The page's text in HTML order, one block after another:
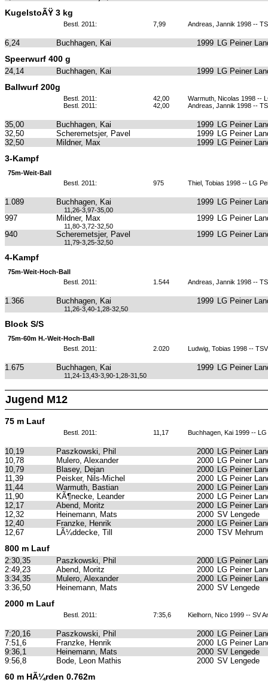
KugelstoÃŸ 3 kg
Bestl. 2011: 7,99 Andreas, Jannik 1998 --
6,24 Buchhagen, Kai 1999 LG Peiner
Speerwurf 400 g
24,14 Buchhagen, Kai 1999 LG Peiner
Ballwurf 200g
Bestl. 2011: 42,00
Warmuth, Nicolas 1998 --
Bestl. 2011:
42,00 Andreas, Jannik 1998 --
35,00 Buchhagen, Kai 1999 LG Peiner
32,50
Scheremetsjer, Pavel 1999 LG Peiner
32,50
Mildner, Max 1999 LG Peiner
3-Kampf
75m-Weit-Ball
Bestl. 2011:
975 Thiel, Tobias 1998 -- LG
1.089 Buchhagen, Kai 1999 LG Peiner
11,26-3,97-35,00
997 Mildner, Max 1999 LG Peiner
11,80-3,72-32,50
940 Scheremetsjer, Pavel 1999 LG Peiner
11,79-3,25-32,50
4-Kampf
75m-Weit-Hoch-Ball
Bestl. 2011:
1.544 Andreas, Jannik 1998 --
1.366 Buchhagen, Kai 1999 LG Peiner
11,26-3,40-1,28-32,50
Block S/S
75m-60m H.-Weit-Hoch-Ball
Bestl. 2011:
2.020 Ludwig, Tobias 1998 --
1.675 Buchhagen, Kai 1999 LG Peiner
11,24-13,43-3,90-1,28-31,50
Jugend M12
75 m Lauf
Bestl. 2011: 11,17 Buchhagen, Kai 1999 --
10,19 Paszkowski, Phil 2000 LG Peiner
10,78
Mulero, Alexander 2000 LG Peiner
10,79
Blasey, Dejan 2000 LG Peiner
11,39
Peisker, Nils-Michel 2000 LG Peiner
11,44
Warmuth, Bastian 2000 LG Peiner
11,90
KÃ¶necke, Leander 2000 LG Peiner
12,17
Abend, Moritz 2000 LG Peiner
12,32
Heinemann, Mats 2000 SV Lengede
12,40
Franzke, Henrik 2000 LG Peiner
12,67
LÃ¼ddecke, Till 2000 TSV Mehrum
800 m Lauf
2:30,35 Paszkowski, Phil 2000 LG Peiner
2:49,23
Abend, Moritz 2000 LG Peiner
3:34,35
Mulero, Alexander 2000 LG Peiner
3:36,50
Heinemann, Mats 2000 SV Lengede
2000 m Lauf
Bestl. 2011: 7:35,6 Kielhorn, Nico 1999 -- SV
7:20,16 Paszkowski, Phil 2000 LG Peiner
7:51,6
Franzke, Henrik 2000 LG Peiner
9:36,1
Heinemann, Mats 2000 SV Lengede
9:56,8
Bode, Leon Mathis 2000 SV Lengede
60 m HÃ¼rden 0.762m